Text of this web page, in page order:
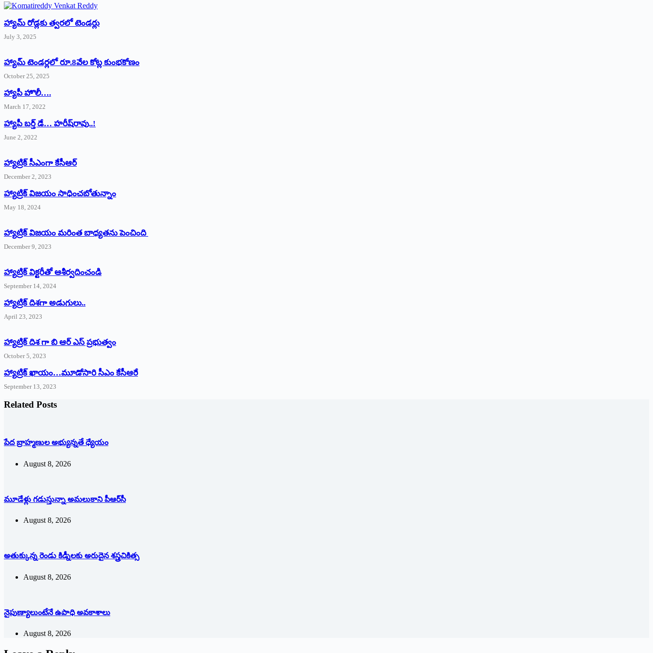
హ్యామ్‌ రోడ్లకు త్వరలో టెండర్లు
July 3, 2025
హ్యామ్‌ ‌టెండర్లలో రూ.8వేల కోట్ల కుంభకోణం
October 25, 2025
హ్యాపీ హొలీ….
March 17, 2022
హ్యాపీ బర్త్ ‌డే… హరీష్‌రావు..!
June 2, 2022
హ్యాట్రిక్‌ ‌సీఎంగా కేసీఆర్‌
December 2, 2023
హ్యాట్రిక్‌ విజయం సాధించబోతున్నాం
May 18, 2024
హ్యాట్రిక్ విజయం మరింత బాధ్యతను పెంచింది
December 9, 2023
హ్యాట్రిక్‌ ‌విక్టరీతో ఆశీర్వదించండి
September 14, 2024
‌హ్యాట్రిక్‌ ‌దిశగా అడుగులు..
April 23, 2023
హ్యాట్రిక్ దిశ గా బి ఆర్ ఎస్ ప్రభుత్వం
October 5, 2023
హ్యాట్రిక్‌ ‌ఖాయం…మూడోసారి సీఎం కేసీఆరే
September 13, 2023
Related Posts
పేద బ్రాహ్మణుల అభ్యున్నతే ధ్యేయం
August 8, 2026
మూడేళ్లు గ‌డుస్తున్నా అమ‌లుకాని పీఆర్‌సీ
August 8, 2026
అతుక్కున్న రెండు కిడ్నీలకు అరుదైన శస్త్రచికిత్స
August 8, 2026
నైపుణ్యాలుంటేనే ఉపాధి అవకాశాలు
August 8, 2026